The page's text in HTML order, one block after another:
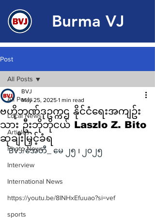
Burma VJ
Post
All Posts
Local News
Articles
Photo News
Interview
International News
https://youtu.be/8lNHxEfuuao?si=vef
sports
All Posts
ဗဟိုဘဏ်ဒုဥက္ကဌ နိုင်ငံရေးအကျဥ်း
သား ဦးဘိုဘိုငယ် Laszlo Z. Bito
ဆုချီးမြှင့်ခံရ
BVJ
May 25, 2025 1 min read
BVJ/အေတီ_ မေ ၂၅ ၊ ၂၀၂၅